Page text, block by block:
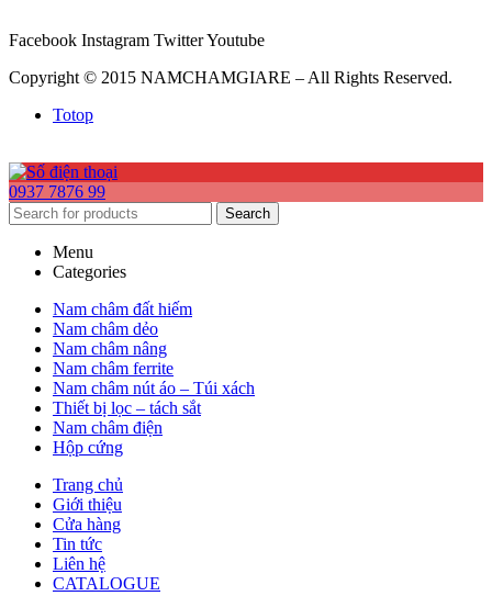
Facebook Instagram TwitterYoutube
Copyright © 2015 NAMCHAMGIARE – All Rights Reserved.
Totop
0937 7876 99
Search
Menu
Categories
Nam châm đất hiếm
Nam châm dẻo
Nam châm nâng
Nam châm ferrite
Nam châm nút áo – Túi xách
Thiết bị lọc – tách sắt
Nam châm điện
Hộp cứng
Trang chủ
Giới thiệu
Cửa hàng
Tin tức
Liên hệ
CATALOGUE